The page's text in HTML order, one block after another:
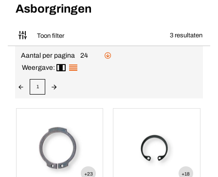
Asborgringen
Toon filter 3 resultaten
Aantal per pagina
24
Weergave:
1
+23 +18